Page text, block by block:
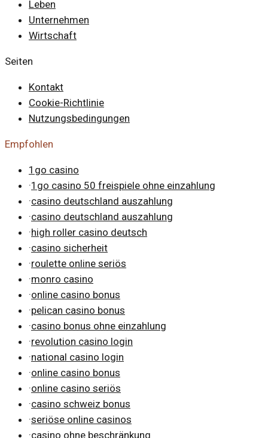
Leben
Unternehmen
Wirtschaft
Seiten
Kontakt
Cookie-Richtlinie
Nutzungsbedingungen
Empfohlen
1go casino
·1go casino 50 freispiele ohne einzahlung
·casino deutschland auszahlung
·casino deutschland auszahlung
·high roller casino deutsch
·casino sicherheit
·roulette online seriös
·monro casino
·online casino bonus
·pelican casino bonus
·casino bonus ohne einzahlung
·revolution casino login
·national casino login
·online casino bonus
·online casino seriös
·casino schweiz bonus
·seriöse online casinos
·casino ohne beschränkung